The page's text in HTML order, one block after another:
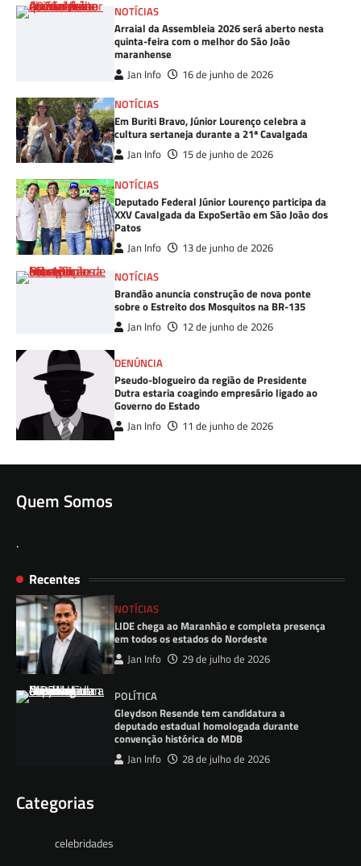
NOTÍCIAS
Arraial da Assembleia 2026 será aberto nesta
quinta-feira com o melhor do São João
maranhense
Jan Info
16 de junho de 2026
NOTÍCIAS
Em Buriti Bravo, Júnior Lourenço celebra a
cultura sertaneja durante a 21ª Cavalgada
Jan Info
15 de junho de 2026
NOTÍCIAS
Deputado Federal Júnior Lourenço participa da
XXV Cavalgada da ExpoSertão em São João dos
Patos
Jan Info
13 de junho de 2026
NOTÍCIAS
Brandão anuncia construção de nova ponte
sobre o Estreito dos Mosquitos na BR-135
Jan Info 12 de junho de 2026
DENÚNCIA
Pseudo-blogueiro da região de Presidente
Dutra estaria coagindo empresário ligado ao
Governo do Estado
Jan Info 11 de junho de 2026
Quem Somos
.
Recentes
NOTÍCIAS
LIDE chega ao Maranhão e completa presença
em todos os estados do Nordeste
Jan Info 29 de julho de 2026
POLÍTICA
Gleydson Resende tem candidatura a
deputado estadual homologada durante
convenção histórica do MDB
Jan Info 28 de julho de 2026
Categorias
celebridades